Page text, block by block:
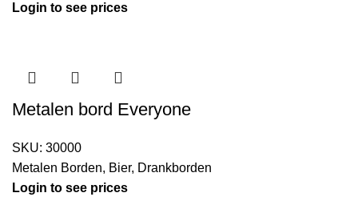
Login to see prices
Metalen bord Everyone
SKU: 30000
Metalen Borden, Bier, Drankborden
Login to see prices